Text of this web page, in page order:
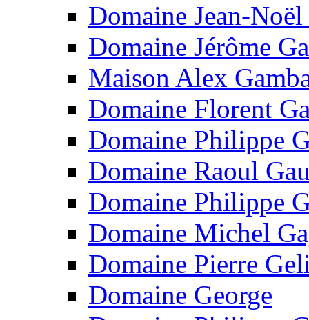
Domaine Jean-
Domaine Jérôme
Maison Alex
Domaine Florent
Domaine Philippe
Domaine Raoul
Domaine Philippe
Domaine Michel
Domaine Pierre
Domaine George